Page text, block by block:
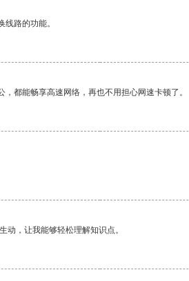
路的功能。
都能畅享高速网络，再也不用担心网速卡顿了。
动，让我能够轻松理解知识点。